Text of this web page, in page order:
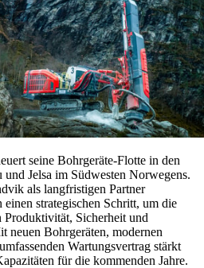
seine Bohrgeräte-Flotte in den
Jelsa im Südwesten Norwegens.
als langfristigen Partner
strategischen Schritt, um die
Produktivität, Sicherheit und
neuen Bohrgeräten, modernen
Wartungsvertrag stärkt
für die kommenden Jahre.